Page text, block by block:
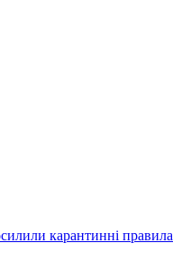
карантинні правила